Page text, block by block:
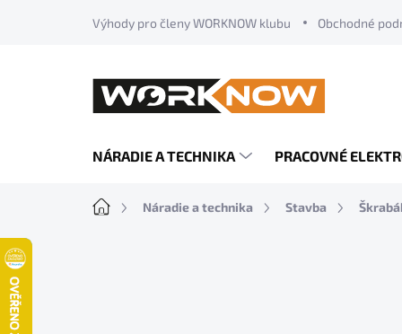
Výhody pro členy WORKNOW klubu Obchodné
NÁRADIE A TECHNIKA PRACOVNÉ
DomovNáradie a technika Stavba